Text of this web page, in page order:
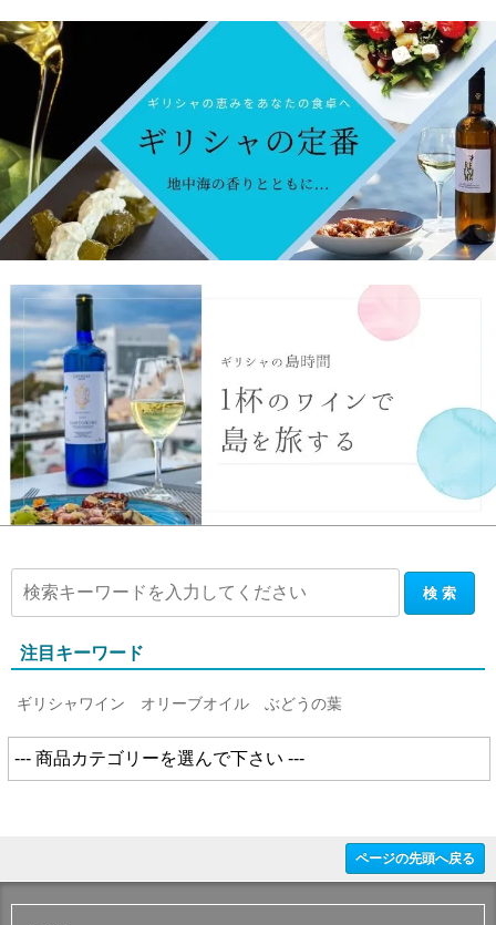
注目キーワード
ギリシャワイン オリーブオイル ぶどうの葉
ページの先頭へ戻る